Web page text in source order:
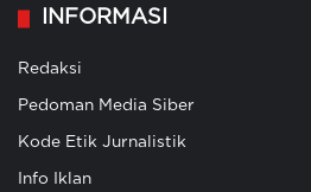
INFORMASI
Redaksi
Pedoman Media Siber
Kode Etik Jurnalistik
Info Iklan